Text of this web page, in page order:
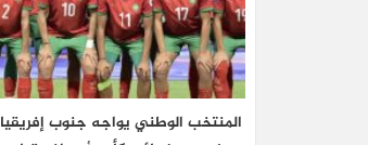
المنتخب الوطني يواجه جنوب إفريقيا